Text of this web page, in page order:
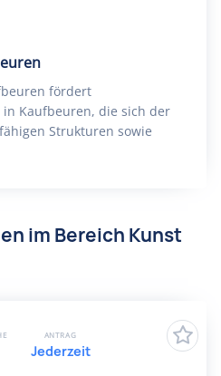
fördert
Kaufbeuren, die sich der
Strukturen sowie
im Bereich Kunst
ANTRAG
Jederzeit